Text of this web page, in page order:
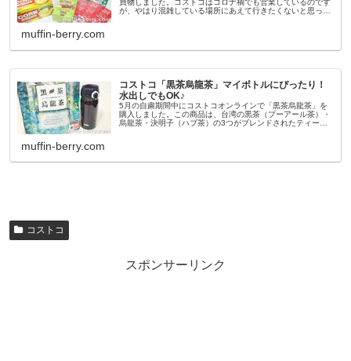
買物しました。コストコはコロナ禍でも営業しているのです
が、やはり混雑している場所にあえて行きたくないと思った
muffin-berry.com
コストコ「黒茶烏龍茶」マイボトルにぴったり！
水出しでもOK♪
5月の自粛期間中にコストコオンラインで「黒茶烏龍茶」を
購入しました。この商品は、台湾の黒茶（プーアール茶）・
烏龍茶・決明子（ハブ茶）の3つがブレンドされたティーバ
muffin-berry.com
コストコ
スポンサーリンク